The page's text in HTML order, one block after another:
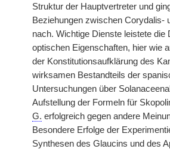
Struktur der Hauptvertreter und
Beziehungen zwischen Corydalis-
nach. Wichtige Dienste leistete die
optischen Eigenschaften, hier wie
der Konstitutionsaufklärung des
wirksamen Bestandteils der
Untersuchungen über
Aufstellung der Formeln für
G. erfolgreich gegen andere
Besondere Erfolge der
Synthesen des Glaucins und des